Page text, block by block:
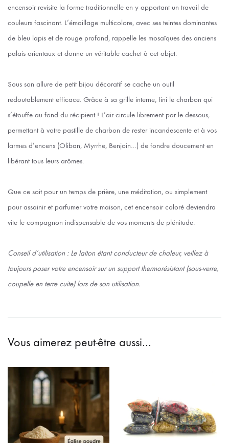
encensoir revisite la forme traditionnelle en y apportant un travail de
couleurs fascinant. L’émaillage multicolore, avec ses teintes dominantes
de bleu lapis et de rouge profond, rappelle les mosaïques des anciens
palais orientaux et donne un véritable cachet à cet objet.
Sous son allure de petit bijou décoratif se cache un outil
redoutablement efficace. Grâce à sa grille interne, fini le charbon qui
s’étouffe au fond du récipient ! L’air circule librement par le dessous,
permettant à votre pastille de charbon de rester incandescente et à vos
larmes d’encens (Oliban, Myrrhe, Benjoin…) de fondre doucement en
libérant tous leurs arômes.
Que ce soit pour un temps de prière, une méditation, ou simplement
pour assainir et parfumer votre maison, cet encensoir coloré deviendra
vite le compagnon indispensable de vos moments de plénitude.
Conseil d’utilisation : Le laiton étant conducteur de chaleur, veillez à
toujours poser votre encensoir sur un support thermorésistant (sous-verre,
coupelle en terre cuite) lors de son utilisation.
Vous aimerez peut-être aussi…